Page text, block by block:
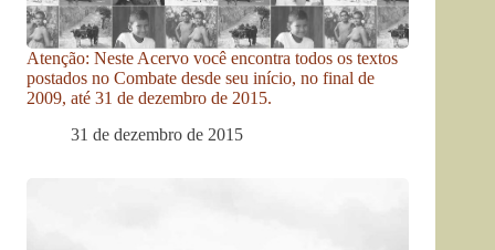
Atenção: Neste Acervo você encontra todos os textos
postados no Combate desde seu início, no final de
2009, até 31 de dezembro de 2015.
31 de dezembro de 2015